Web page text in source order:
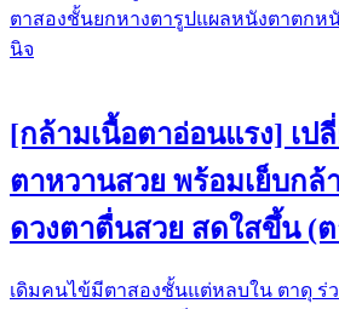
ตาสองชั้นยกหางตารูปแผลหนังตาตกห
นิจ
[กล้ามเนื้อตาอ่อนแรง] เป
ตาหวานสวย พร้อมเย็บกล้
ดวงตาตื่นสวย สดใสขึ้น (ต
เดิมคนไข้มีตาสองชั้นแต่หลบใน ตาดุ ร่